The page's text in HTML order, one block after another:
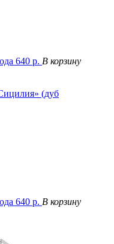
640 р. В корзину
(дуб
640 р. В корзину